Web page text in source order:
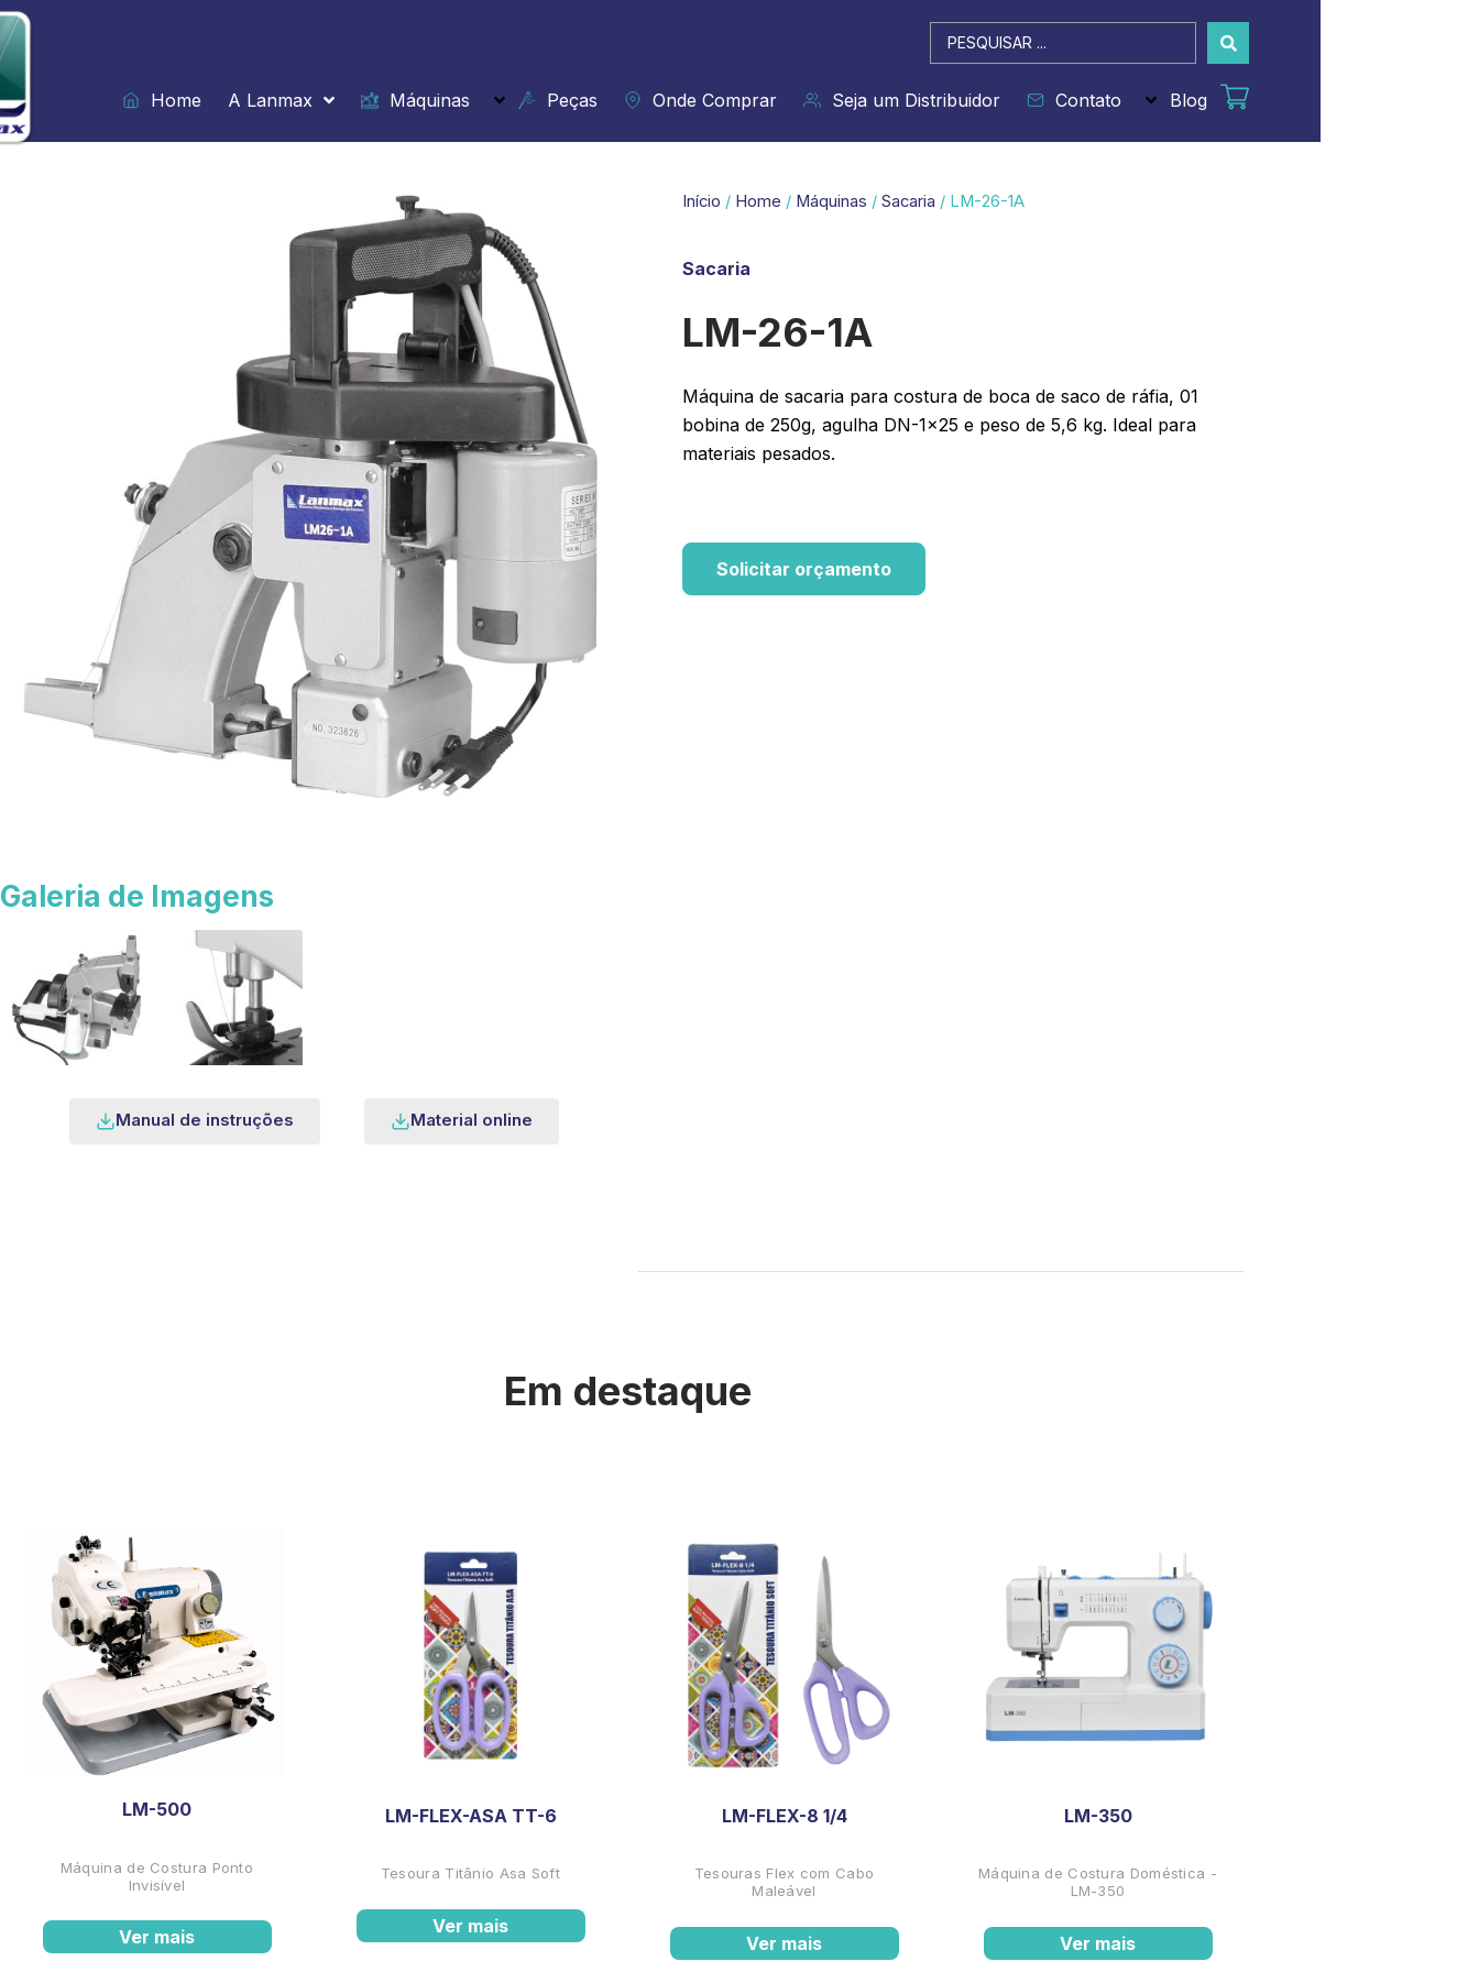
Ir
para
o
conteúdo
Pesquisar
...
Home
A Lanmax Máquinas Peças Onde Comprar Seja um Distribuidor Contato Blog
Galeria de Imagens
Manual de instruções Material online
Início / Home / Máquinas / Sacaria / LM-26-1A
Sacaria
LM-26-1A
Máquina de sacaria para costura de boca de saco de ráfia, 01
bobina de 250g, agulha DN-1×25 e peso de 5,6 kg. Ideal para
materiais pesados.
Solicitar orçamento
Em destaque
LM-500
Máquina de Costura Ponto
Invisível
Ver mais
LM-FLEX-ASA TT-6
Tesoura Titânio Asa Soft
Ver mais
LM-FLEX-8 1/4
Tesouras Flex com Cabo
Maleável
Ver mais
LM-350
Máquina de Costura Doméstica -
LM-350
Ver mais